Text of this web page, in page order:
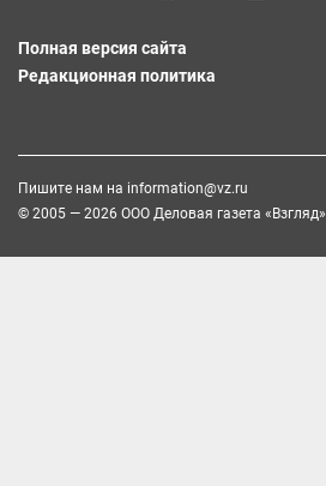
Полная версия сайта
Редакционная политика
Пишите нам на information@vz.ru
© 2005 — 2026 ООО Деловая газета «Взгляд»